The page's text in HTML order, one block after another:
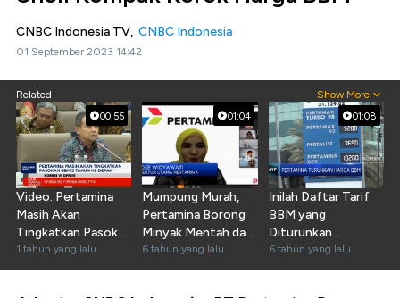
CNBC Indonesia TV, CNBC Indonesia
01 September 2023 14:42
Related Show More
00:55
Video: Pertamina
Masih Akan
Tingkatkan Pasokan
BBM 5 Tahun Ke
Depan
1 tahun yang lalu
01:04
Mumpung Murah,
Pertamina Borong
Minyak Mentah dan
BBM
6 tahun yang lalu
01:08
Inilah Daftar Tarif
BBM yang
Diturunkan
Pertamina
6 tahun yang lalu